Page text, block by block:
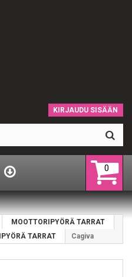
KIRJAUDU SISÄÄN
0
MOOTTORIPYÖRÄ TARRAT
TARRAT
Cagiva